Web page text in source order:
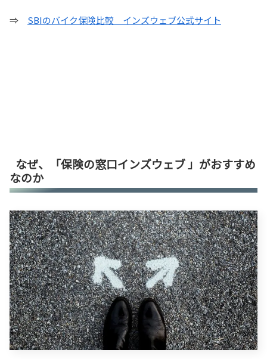
⇒ SBIのバイク保険比較 インズウェブ公式サイト
なぜ、「保険の窓口インズウェブ 」がおすすめ
なのか